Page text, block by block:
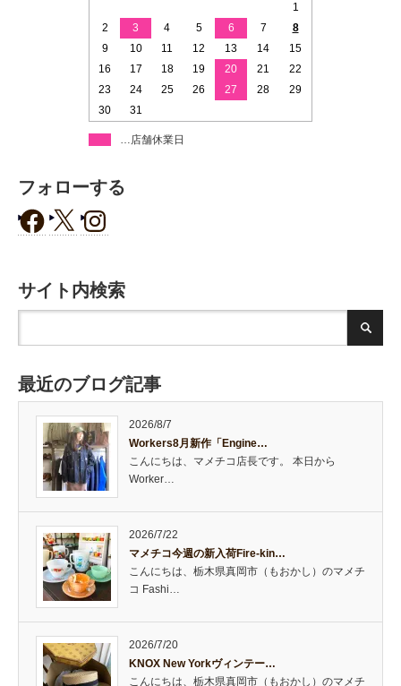
1
2
3 4 5 6 7
8
9
10 11 12 13 14
15
16
17 18 19 20 21
22
23
24 25 26 27 28
29
30
31
…店舗休業日
フォローする
サイト内検索
最近のブログ記事
2026/8/7
Workers8月新作「Engine…
こんにちは、マメチコ店長です。 本日から
Worker…
2026/7/22
マメチコ今週の新入荷Fire-kin…
こんにちは、栃木県真岡市（もおかし）のマメチ
コ Fashi…
2026/7/20
KNOX New Yorkヴィンテー…
こんにちは、栃木県真岡市（もおかし）のマメチ